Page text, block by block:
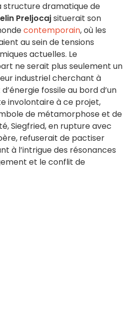
structure dramatique de
Preljocajsituerait son
contemporain, où les
au sein de tensions
actuelles. Le
ne serait plus seulement un
industriel cherchant à
fossile au bord d’un
involontaire à ce projet,
de métamorphose et de
Siegfried, en rupture avec
refuserait de pactiser
à l’intrigue des résonances
et le conflit de